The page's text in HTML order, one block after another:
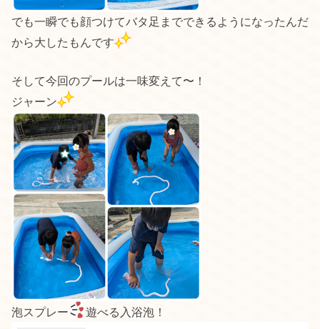
でも一瞬でも顔つけてバタ足までできるようになったんだ
から大したもんです
そして今回のプールは一味変えて〜！
ジャーン
泡スプレー 遊べる入浴泡！